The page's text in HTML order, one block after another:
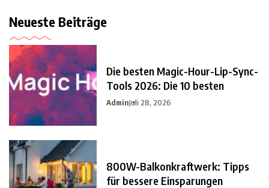
Neueste Beiträge
Die besten Magic-Hour-Lip-Sync-
Tools 2026: Die 10 besten
AdminJuli 28, 2026
800W-Balkonkraftwerk: Tipps
für bessere Einsparungen